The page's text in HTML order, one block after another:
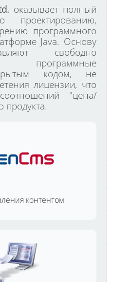
оказывает полный
проектированию,
программного
Java. Основу
свободно
программные
кодом, не
лицензии, что
"цена/
продукта.
контентом